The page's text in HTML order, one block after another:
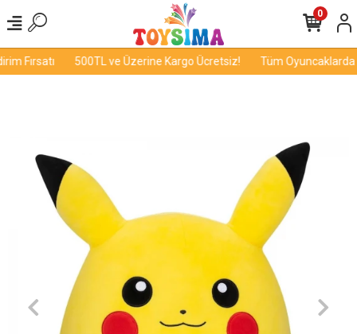
Fırsatı 500TL ve Üzerine Kargo Ücretsiz! Tüm Oyuncaklarda
0